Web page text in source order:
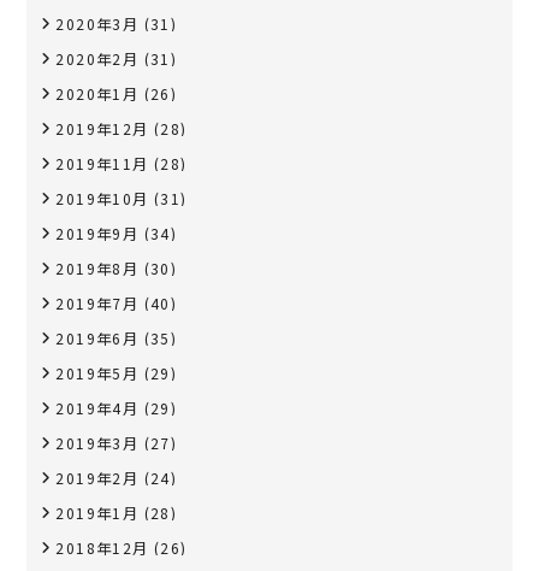
2020年3月 (31)
2020年2月 (31)
2020年1月 (26)
2019年12月 (28)
2019年11月 (28)
2019年10月 (31)
2019年9月 (34)
2019年8月 (30)
2019年7月 (40)
2019年6月 (35)
2019年5月 (29)
2019年4月 (29)
2019年3月 (27)
2019年2月 (24)
2019年1月 (28)
2018年12月 (26)